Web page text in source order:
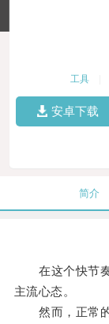
工具
安卓下载
简介
在这个快节奏
主流心态。
然而，正常的